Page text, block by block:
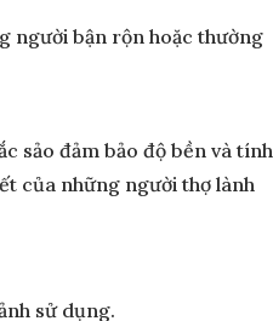
người bận rộn hoặc thường
sảo đảm bảo độ bền và tính
của những người thợ lành
sử dụng.